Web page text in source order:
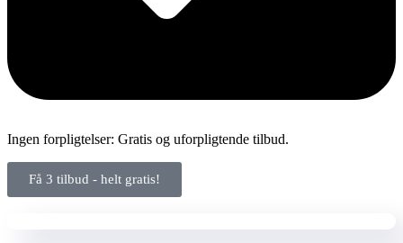
Ingen forpligtelser: Gratis og uforpligtende tilbud.
Få 3 tilbud - helt gratis!